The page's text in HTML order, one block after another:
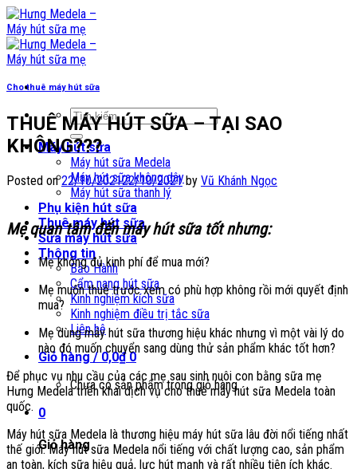
Skip
to
content
Tìm
kiếm:
Máy hút sữa
Máy hút sữa Medela
Máy hút sữa không dây
Máy hút sữa thanh lý
Phụ kiện hút sữa
Thuê máy hút sữa
Sửa máy hút sữa
Thông tin
Bảo Hành
Cẩm nang hút sữa
Kinh nghiệm kích sữa
Kinh nghiệm điều trị tắc sữa
Liên hệ
Giỏ hàng /0,0₫ 0
Chưa có sản phẩm trong giỏ hàng.
0
Giỏ hàng
Cho thuê máy hút sữa
THUÊ MÁY HÚT SỮA – TẠI SAO
KHÔNG???
Posted on22/10/202122/10/2021by Vũ Khánh Ngọc
Mẹ quan tâm đến máy hút sữa tốt nhưng:
Mẹ không đủ kinh phí để mua mới?
Mẹ muốn thuê trước xem có phù hợp không rồi mới quyết định
mua?
Mẹ dùng máy hút sữa thương hiệu khác nhưng vì một vài lý do
nào đó muốn chuyển sang dùng thử sản phẩm khác tốt hơn?
Để phục vụ nhu cầu của các mẹ sau sinh nuôi con bằng sữa mẹ
Hưng Medela triển khai dịch vụ cho thuê máy hút sữa Medela toàn
quốc.
Máy hút sữa Medela là thương hiệu máy hút sữa lâu đời nổi tiếng nhất
thế giới. Máy hút sữa Medela nổi tiếng với chất lượng cao, sản phẩm
an toàn, kích sữa hiệu quả, lực hút mạnh và rất nhiều tiện ích khác.